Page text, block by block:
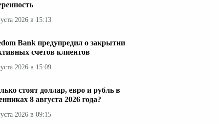
2026 в 15:13
Bank предупредил о закрытии
счетов клиентов
2026 в 15:09
стоят доллар, евро и рубль в
8 августа 2026 года?
2026 в 09:15